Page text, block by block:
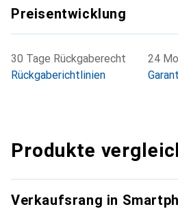
Preisentwicklung
30 Tage Rückgaberecht
Rückgaberichtlinien
24
Produkte
Verkaufsrang in